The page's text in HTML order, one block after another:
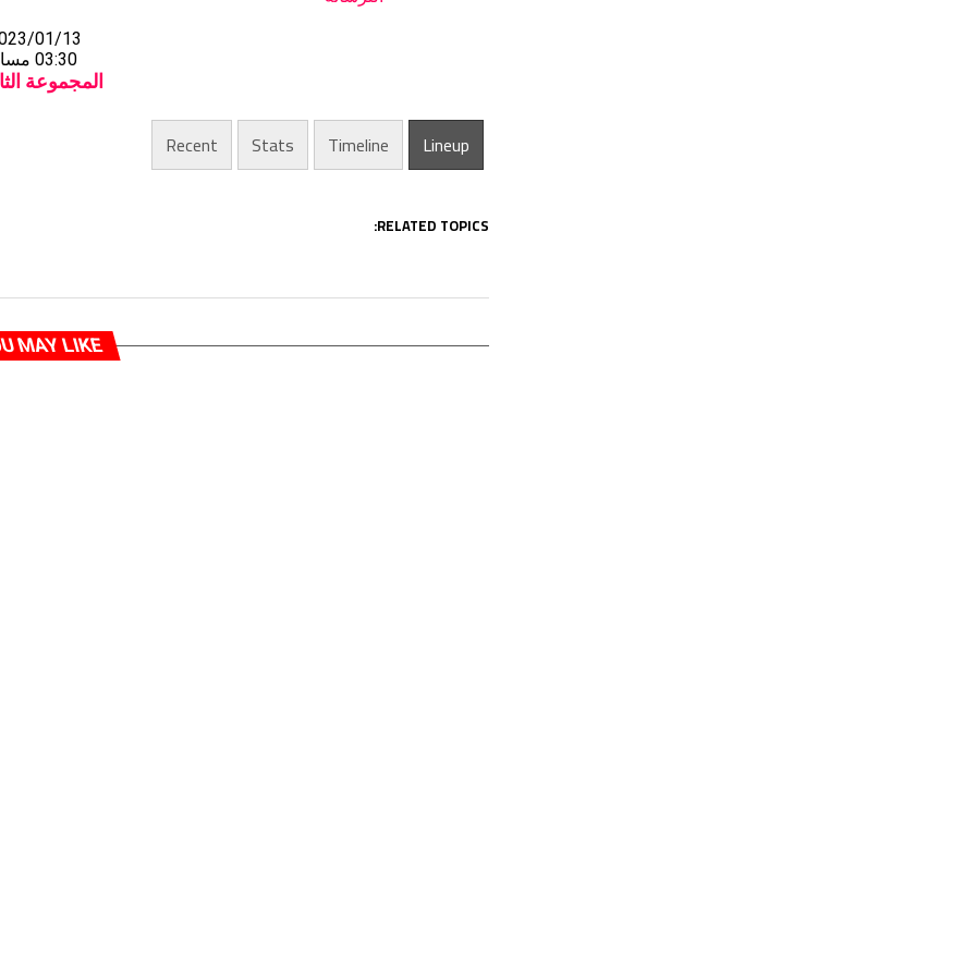
01/13
03:30 مساءً
المجموعة
Lineup
Timeline
Stats
Recent
RELATED TOPICS:
MAY LIKE